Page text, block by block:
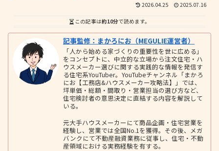
2026.04.25 2025.07.16
この記事は約10分で読めます。
記事監修：まかろにお（MEGULIE運営者）
「人から始める家づくりの重要性を世に広める」
をコンセプトに、中立的な立場から注文住宅・ハ
ウスメーカー選びに関する実践的な情報を発信す
る住宅系YouTuber。YouTubeチャンネル「まかろ
にお【工務店&ハウスメーカー攻略法】」では、
坪単価・総額・間取り・営業担当の選び方など、
住宅検討者の意思決定に直結する内容を解説して
いる。
元大手ハウスメーカーにて商品企画・住宅営業を
経験し、営業では全国No.1を獲得。その後、メガ
バンクにて不動産融資業務に従事し、住宅・不動
産領域における実務経験を有する。